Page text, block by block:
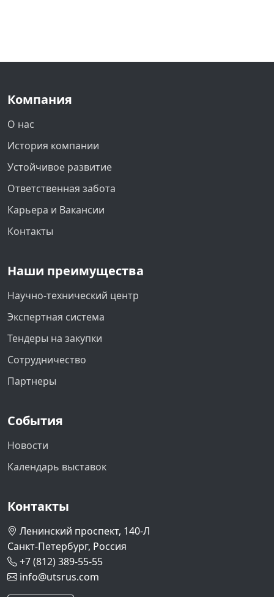
Компания
О нас
История компании
Устойчивое развитие
Ответственная забота
Карьера и Вакансии
Контакты
Наши преимущества
Научно-технический центр
Экспертная система
Тендеры на закупки
Сотрудничество
Партнеры
События
Новости
Календарь выставок
Контакты
Ленинский проспект, 140-Л
Санкт-Петербург, Россия
+7 (812) 389-55-55
info@utsrus.com